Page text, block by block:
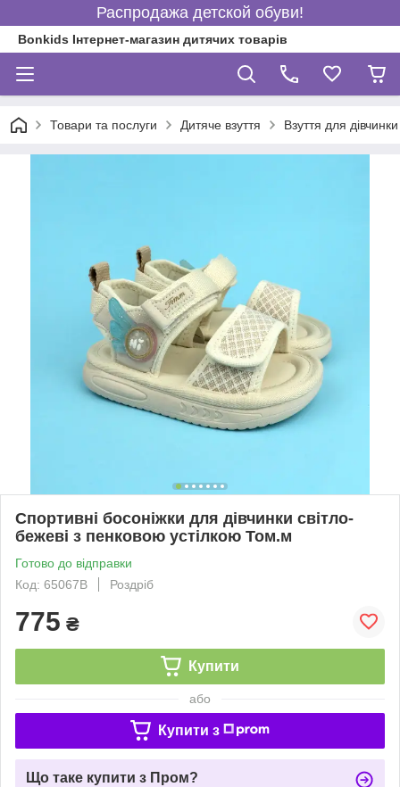
Распродажа детской обуви!
Bonkids Інтернет-магазин дитячих товарів
Товари та послуги Дитяче взуття Взуття для дівчинки
Спортивні босоніжки для дівчинки світло-
бежеві з пенковою устілкою Том.м
Готово до відправки
Код: 65067B
Роздріб
775 ₴
Купити
або
Купити з
Що таке купити з Пром?